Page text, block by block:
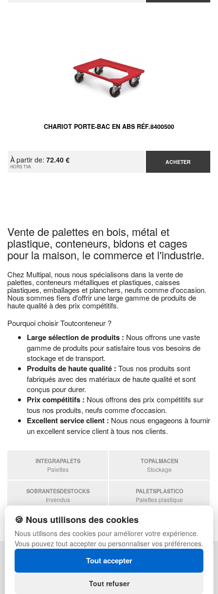
CHARIOT PORTE-BAC EN ABS RÉF.8400500
À partir de: 72.40 €
HORS TVA
ACHETER
Vente de palettes en bois, métal et
plastique, conteneurs, bidons et cages
pour la maison, le commerce et l'industrie.
Chez Multipal, nous nous spécialisons dans la vente de
palettes, conteneurs métalliques et plastiques, caisses
plastiques, emballages et planchers, neufs comme d'occasion.
Nous sommes fiers d'offrir une large gamme de produits de
haute qualité à des prix compétitifs.
Pourquoi choisir Toutconteneur ?
Large sélection de produits : Nous offrons une vaste
gamme de produits pour satisfaire tous vos besoins de
stockage et de transport.
Produits de haute qualité : Tous nos produits sont
fabriqués avec des matériaux de haute qualité et sont
conçus pour durer.
Prix compétitifs : Nous offrons des prix compétitifs sur
tous nos produits, neufs comme d'occasion.
Excellent service client : Nous nous engageons à fournir
un excellent service client à tous nos clients.
INTEGRAPALETS
Palettes
TOPALMACEN
Stockage
SOBRANTESDESTOCKS
Invendus
PALETSPLASTICO
Palettes plastique
ESTANTERIASKIT
Estanterias
POLITIQUE DE CONFIDENTIALITÉ
PLAN DU SITE
🍪 Nous utilisons des cookies
Nous utilisons des cookies pour améliorer votre expérience.
Vous pouvez tout accepter ou personnaliser vos préférences.
Tout accepter
Tout refuser